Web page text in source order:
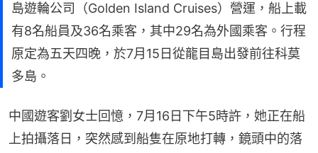
島遊輪公司（Golden Island Cruises）營運，船上載
有8名船員及36名乘客，其中29名為外國乘客。行程
原定為五天四晚，於7月15日從龍目島出發前往科莫
多島。
中國遊客劉女士回憶，7月16日下午5時許，她正在船
上拍攝落日，突然感到船隻在原地打轉，鏡頭中的落